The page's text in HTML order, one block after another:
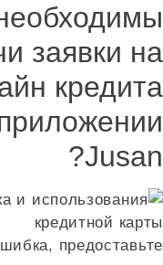
заявки на
кредита
Jusan?
предоставьте